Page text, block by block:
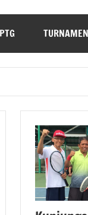
TURNAMEN